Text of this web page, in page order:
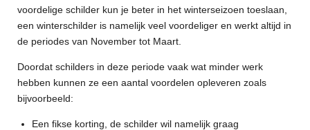
voordelige schilder kun je beter in het winterseizoen toeslaan,
een winterschilder is namelijk veel voordeliger en werkt altijd in
de periodes van November tot Maart.
Doordat schilders in deze periode vaak wat minder werk
hebben kunnen ze een aantal voordelen opleveren zoals
bijvoorbeeld:
Een fikse korting, de schilder wil namelijk graag